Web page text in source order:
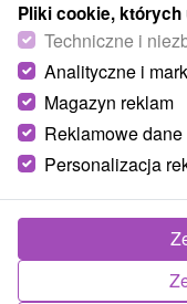
Ogrody botaniczne(2)
Jeziora, jeziora,
Atrakcje dla dzieci
Wodospady(14)
Aquaparki, baseny(8)
Wsie i miasta
(13)
Pokaż wszystko
Pliki cookie, których
Techniczne i
Analityczne i
Magazyn reklam
Reklamowe
Personalizacja